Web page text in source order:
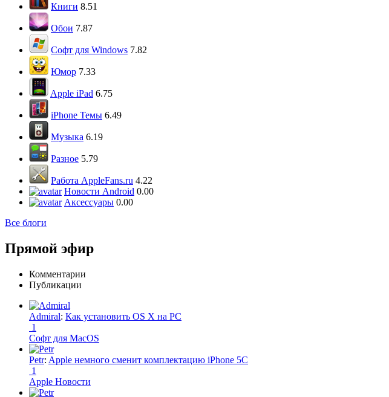
Книги 8.51
Обои 7.87
Софт для Windows 7.82
Юмор 7.33
Apple iPad 6.75
iPhone Темы 6.49
Музыка 6.19
Разное 5.79
Работа AppleFans.ru 4.22
Новости Android 0.00
Аксессуары 0.00
Все блоги
Прямой эфир
Комментарии
Публикации
Admiral: Как установить OS X на PC
1
Софт для MacOS
Petr: Apple немного сменит комплектацию iPhone 5C
1
Apple Новости